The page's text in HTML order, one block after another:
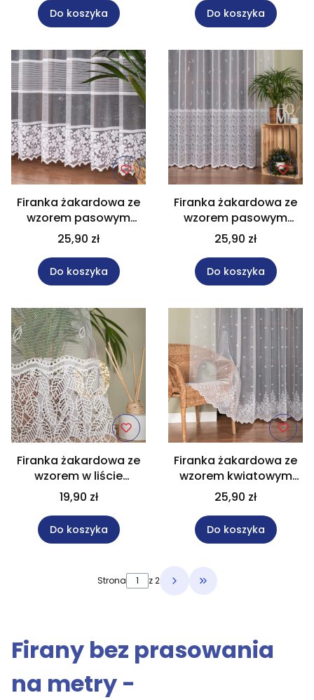
Do koszyka Do koszyka
Firanka żakardowa ze
wzorem pasowym
wysokość 250 cm
017563
25,90 zł
Do koszyka
Firanka żakardowa ze
wzorem pasowym
wysokość 250 cm
044288
25,90 zł
Do koszyka
Firanka żakardowa ze
wzorem w liście
wysokość 180 cm
044288
19,90 zł
Do koszyka
Firanka żakardowa ze
wzorem kwiatowym
wysokość 250 cm 131011
25,90 zł
Do koszyka
Strona z 2 Przejdź do ostatniej
Firany bez prasowania
na metry -